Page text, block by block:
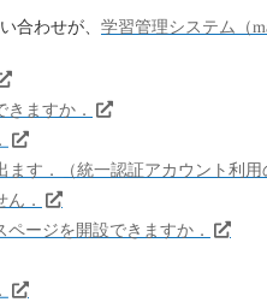
合わせが、学習管理システム（
ますか．
す．（統一認証アカウント利用
．
ージを開設できますか．